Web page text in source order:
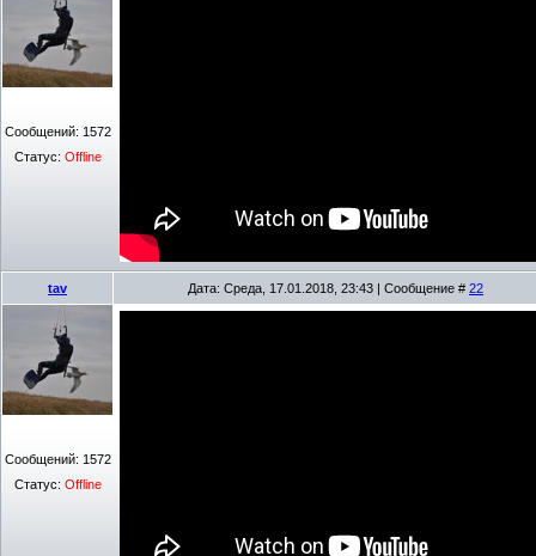
Сообщений: 1572
Статус: Offline
tav Дата: Среда, 17.01.2018, 23:43 | Сообщение # 22
Сообщений: 1572
Статус: Offline